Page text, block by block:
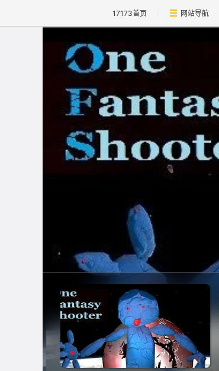
17173首页 网站导航